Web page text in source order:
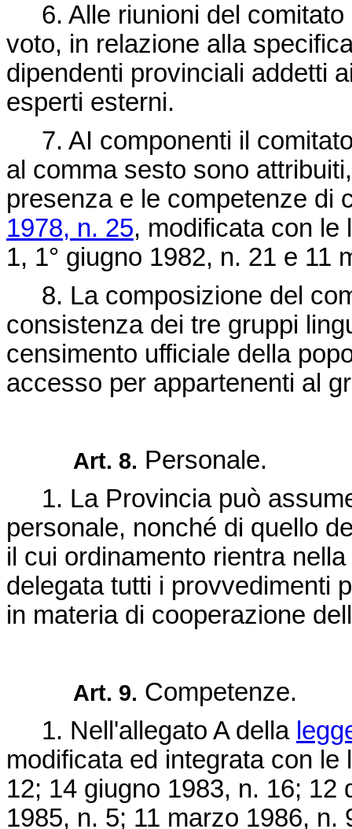
6. Alle riunioni del comitato
voto, in relazione alla
dipendenti provinciali addetti
esperti esterni.
7. AI componenti il
al comma sesto sono
presenza e le competenze di
1978, n. 25, modificata con le
1, 1° giugno 1982, n. 21 e 11
8. La composizione del
consistenza dei tre gruppi
censimento ufficiale della
accesso per appartenenti al
Art. 8. Personale.
1. La Provincia può
personale, nonché di quello
il cui ordinamento rientra
delegata tutti i provvedimenti
in materia di cooperazione
Art. 9. Competenze.
1. Nell'allegato A della
modificata ed integrata con
12; 14 giugno 1983, n. 16; 12
1985, n. 5; 11 marzo 1986,